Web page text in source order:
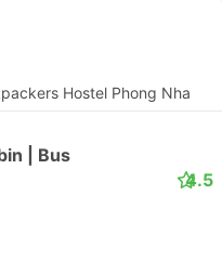
Hostel Phong Nha
| Bus
4.5